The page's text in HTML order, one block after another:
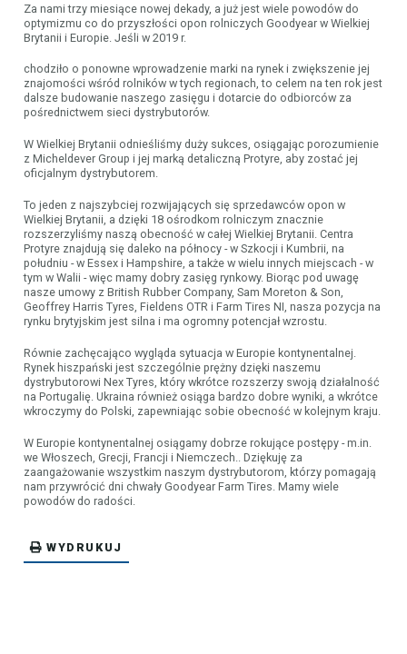
Za nami trzy miesiące nowej dekady, a już jest wiele powodów do
optymizmu co do przyszłości opon rolniczych Goodyear w Wielkiej
Brytanii i Europie. Jeśli w 2019 r.
chodziło o ponowne wprowadzenie marki na rynek i zwiększenie jej
znajomości wśród rolników w tych regionach, to celem na ten rok jest
dalsze budowanie naszego zasięgu i dotarcie do odbiorców za
pośrednictwem sieci dystrybutorów.
W Wielkiej Brytanii odnieśliśmy duży sukces, osiągając porozumienie
z Micheldever Group i jej marką detaliczną Protyre, aby zostać jej
oficjalnym dystrybutorem.
To jeden z najszybciej rozwijających się sprzedawców opon w
Wielkiej Brytanii, a dzięki 18 ośrodkom rolniczym znacznie
rozszerzyliśmy naszą obecność w całej Wielkiej Brytanii. Centra
Protyre znajdują się daleko na północy - w Szkocji i Kumbrii, na
południu - w Essex i Hampshire, a także w wielu innych miejscach - w
tym w Walii - więc mamy dobry zasięg rynkowy. Biorąc pod uwagę
nasze umowy z British Rubber Company, Sam Moreton & Son,
Geoffrey Harris Tyres, Fieldens OTR i Farm Tires NI, nasza pozycja na
rynku brytyjskim jest silna i ma ogromny potencjał wzrostu.
Równie zachęcająco wygląda sytuacja w Europie kontynentalnej.
Rynek hiszpański jest szczególnie prężny dzięki naszemu
dystrybutorowi Nex Tyres, który wkrótce rozszerzy swoją działalność
na Portugalię. Ukraina również osiąga bardzo dobre wyniki, a wkrótce
wkroczymy do Polski, zapewniając sobie obecność w kolejnym kraju.
W Europie kontynentalnej osiągamy dobrze rokujące postępy - m.in.
we Włoszech, Grecji, Francji i Niemczech.. Dziękuję za
zaangażowanie wszystkim naszym dystrybutorom, którzy pomagają
nam przywrócić dni chwały Goodyear Farm Tires. Mamy wiele
powodów do radości.
WYDRUKUJ